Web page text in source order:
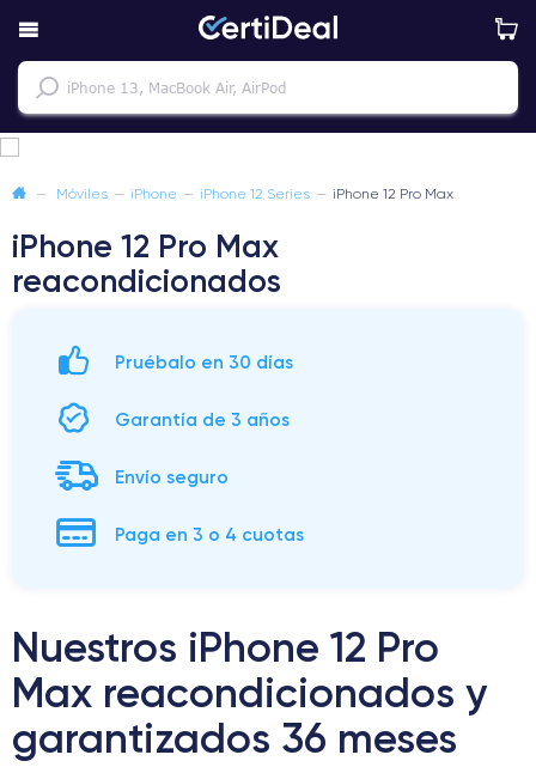
— Móviles — iPhone — iPhone 12 Series — iPhone 12 Pro Max
iPhone 12 Pro Max
reacondicionados
Pruébalo en 30 días
Garantía de 3 años
Envío seguro
Paga en 3 o 4 cuotas
Nuestros iPhone 12 Pro
Max reacondicionados y
garantizados 36 meses